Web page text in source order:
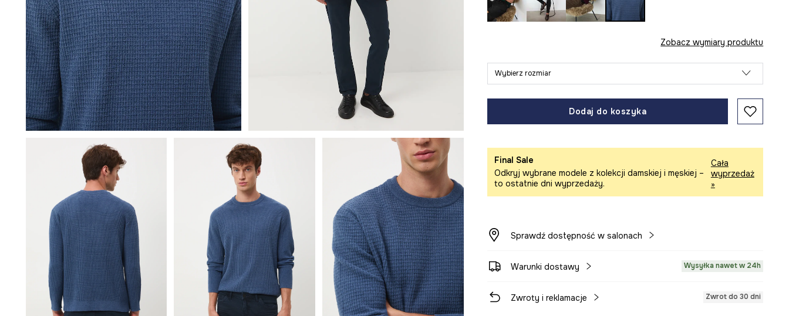
Zobacz wymiary produktu
Wybierz rozmiar
Dodaj do koszyka
Final Sale
Odkryj wybrane modele z kolekcji damskiej i męskiej –
to ostatnie dni wyprzedaży.
Cała
wyprzedaż
»
Sprawdź dostępność w salonach
Warunki dostawy Wysyłka nawet w 24h
Zwroty i reklamacje Zwrot do 30 dni